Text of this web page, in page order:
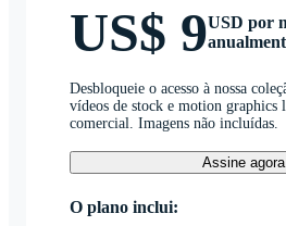
US$ 9USD por
Desbloqueie o acesso à nossa
vídeos de stock e motion graphics
comercial. Imagens não incluídas.
Assine agora
O plano inclui: